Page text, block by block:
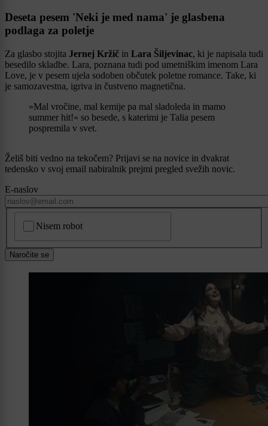
Deseta pesem 'Neki je med nama' je glasbena
podlaga za poletje
Za glasbo stojita Jernej Kržič in Lara Šiljevinac, ki je napisala tudi
besedilo skladbe. Lara, poznana tudi pod umetniškim imenom Lara
Love, je v pesem ujela sodoben občutek poletne romance. Take, ki
je samozavestna, igriva in čustveno magnetična.
»Mal vročine, mal kemije pa mal sladoleda in mamo
summer hit!« so besede, s katerimi je Talia pesem
pospremila v svet.
Želiš biti vedno na tekočem? Prijavi se na novice in dvakrat
tedensko v svoj email nabiralnik prejmi pregled svežih novic.
E-naslov
Nisem robot
Naročite se